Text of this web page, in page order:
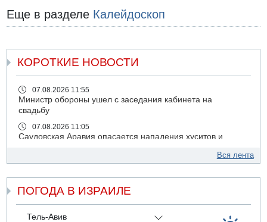
Еще в разделе Калейдоскоп
КОРОТКИЕ НОВОСТИ
07.08.2026 11:55
Министр обороны ушел с заседания кабинета на
свадьбу
07.08.2026 11:05
Саудовская Аравия опасается нападения хуситов и
07.08.2026 08:29
07.08.2026 08:29
Стрельба в школе Таиланда
07.08.2026 06:47
Вся лента
ПОГОДА В ИЗРАИЛЕ
Тель-Авив